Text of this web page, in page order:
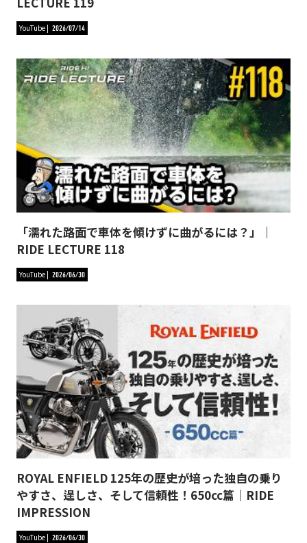
YouTube 2026/07/14
「濡れた路面で車体を傾けずに曲がるには？」｜
RIDE LECTURE 118
YouTube 2026/06/30
ROYAL ENFIELD 125年の歴史が培った独自の乗り
やすさ、逞しさ、そして信頼性！650cc篇｜RIDE
IMPRESSION
YouTube 2026/06/30